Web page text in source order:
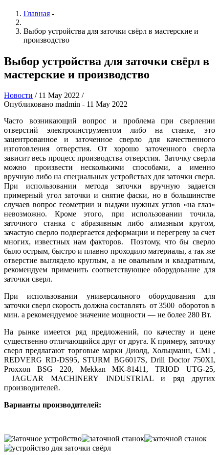
Главная -
Выбор устройства для заточки свёрл в мастерские и
производство
Выбор устройства для заточки свёрл в
мастерские и производство
Новости / 11 May 2022 /
Опубликовано madmin - 11 May 2022
Часто возникающий вопрос и проблема при сверлении
отверстий электроинструментом либо на станке, это
зацентрованное и заточенное сверло для качественного
изготовления отверстия. От хорошо заточенного сверла
зависит весь процесс производства отверстия. Заточку сверла
можно произвести несколькими способами, а именно
вручную либо на специальных устройствах для заточки сверл.
При использовании метода заточки вручную задается
примерный угол заточки и снятие фаски, но в большинстве
случаев вопрос геометрии и выдачи нужных углов «на глаз»
невозможно. Кроме этого, при использовании точила,
заточного станка с абразивным либо алмазным кругом,
зачастую сверло подвергается деформации и перегреву за счет
многих, известных нам факторов. Поэтому, что бы сверло
было острым, быстро и плавно проходило материалы, а так же
отверстие выглядело круглым, а не овальным и квадратным,
рекомендуем применить соответствующее оборудование для
заточки сверл.
При использовании универсального оборудования для
заточки сверл скорость должна составлять от 3500 оборотов в
мин. а рекомендуемое значение мощности — не более 280 Вт.
На рынке имеется ряд предложений, по качеству и цене
существенно отличающийся друг от друга. К примеру, заточку
сверл предлагают торговые марки Диолд, Хольцманн, CMI ,
REDVERG RD-DS95, STURM BG6017S, Drill Doctor 750XI,
Proxxon BSG 220, Mekkan MK-81411, TRIOD UTG-25,
JAGUAR MACHINERY INDUSTRIAL и ряд других
производителей.
Варианты производителей: